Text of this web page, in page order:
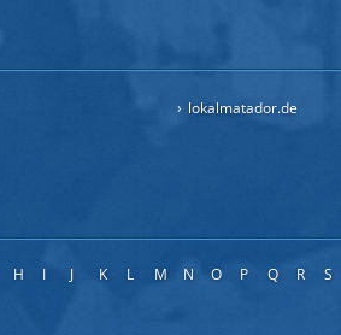
lokalmatador.de
H I J K L M N O P Q R S